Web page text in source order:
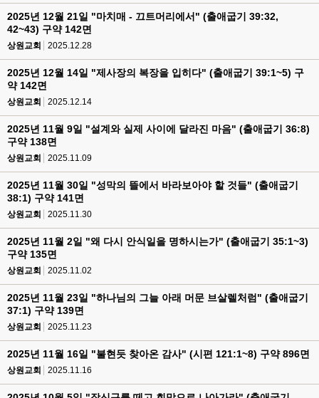
2025년 12월 21일 "마치매 - 끄트머리에서" (출애굽기 39:32,
42~43) 구약 142면
상원교회 2025.12.28
2025년 12월 14일 "제사장의 복장을 입히다" (출애굽기 39:1~5) 구
약 142면
상원교회 2025.12.14
2025년 11월 9일 "설계와 실제 사이에 달라진 마음" (출애굽기 36:8)
구약 138면
상원교회 2025.11.09
2025년 11월 30일 "성막의 뜰에서 바라보아야 할 것들" (출애굽기
38:1) 구약 141면
상원교회 2025.11.30
2025년 11월 2일 "왜 다시 안식일을 명하시는가" (출애굽기 35:1~3)
구약 135면
상원교회 2025.11.02
2025년 11월 23일 "하나님의 그늘 아래 머문 브살렐처럼" (출애굽기
37:1) 구약 139면
상원교회 2025.11.23
2025년 11월 16일 "불현듯 찾아온 감사" (시편 121:1~8) 구약 896면
상원교회 2025.11.16